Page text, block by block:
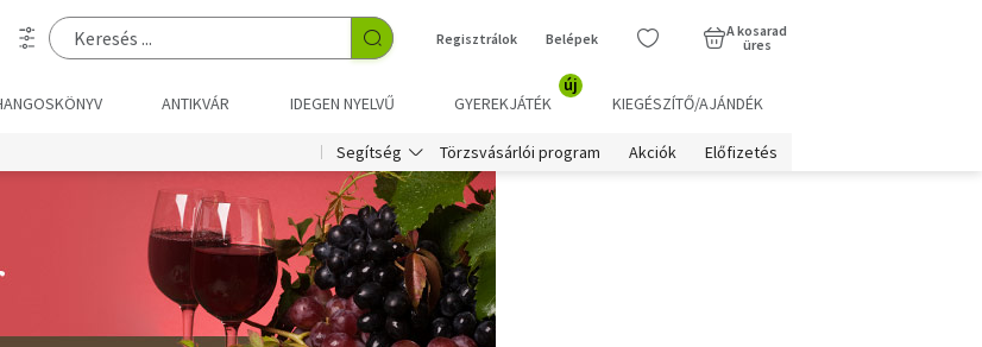
Regisztrálok Belépek
A kosarad
üres
ANTIKVÁR IDEGEN NYELVŰ GYEREKJÁTÉK
új
KIEGÉSZÍTŐ/AJÁNDÉK
Segítség Törzsvásárlói program Akciók Előfizetés